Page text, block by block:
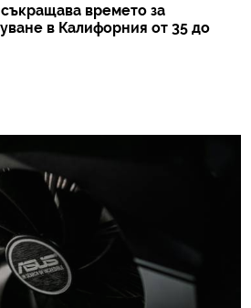
времето за
в Калифорния от 35 до